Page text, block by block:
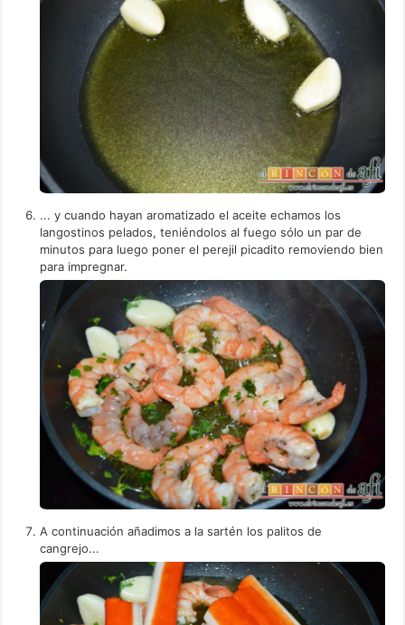
... y cuando hayan aromatizado el aceite echamos los
langostinos pelados, teniéndolos al fuego sólo un par de
minutos para luego poner el perejil picadito removiendo bien
para impregnar.
A continuación añadimos a la sartén los palitos de
cangrejo...